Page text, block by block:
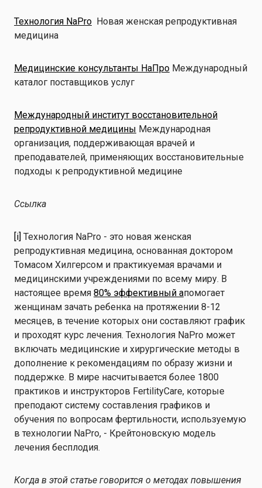
Технология NaPro Новая женская репродуктивная
медицина
Медицинские консультанты НаПро Международный
каталог поставщиков услуг
Международный институт восстановительной
репродуктивной медицины Международная
организация, поддерживающая врачей и
преподавателей, применяющих восстановительные
подходы к репродуктивной медицине
Ссылка
[i] Технология NaPro - это новая женская
репродуктивная медицина, основанная доктором
Томасом Хилгерсом и практикуемая врачами и
медицинскими учреждениями по всему миру. В
настоящее время 80% эффективный aпомогает
женщинам зачать ребенка на протяжении 8-12
месяцев, в течение которых они составляют график
и проходят курс лечения. Технология NaPro может
включать медицинские и хирургические методы в
дополнение к рекомендациям по образу жизни и
поддержке. В мире насчитывается более 1800
практиков и инструкторов FertilityCare, которые
преподают систему составления графиков и
обучения по вопросам фертильности, используемую
в технологии NaPro, - Крейтоновскую модель
лечения бесплодия.
Когда в этой статье говорится о методах повышения